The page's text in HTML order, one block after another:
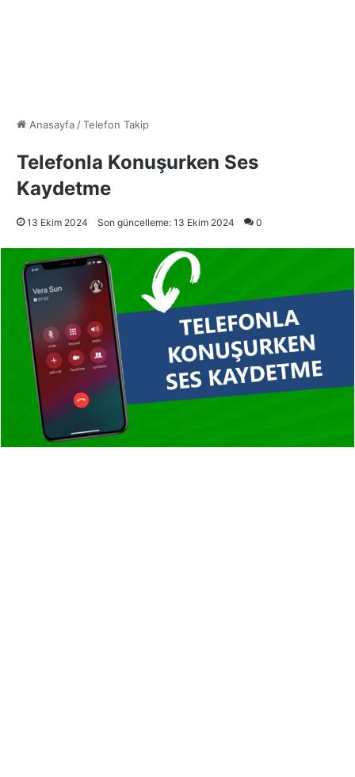
Anasayfa/Telefon Takip
Telefonla Konuşurken Ses
Kaydetme
13 Ekim 2024 Son güncelleme: 13 Ekim 2024 0